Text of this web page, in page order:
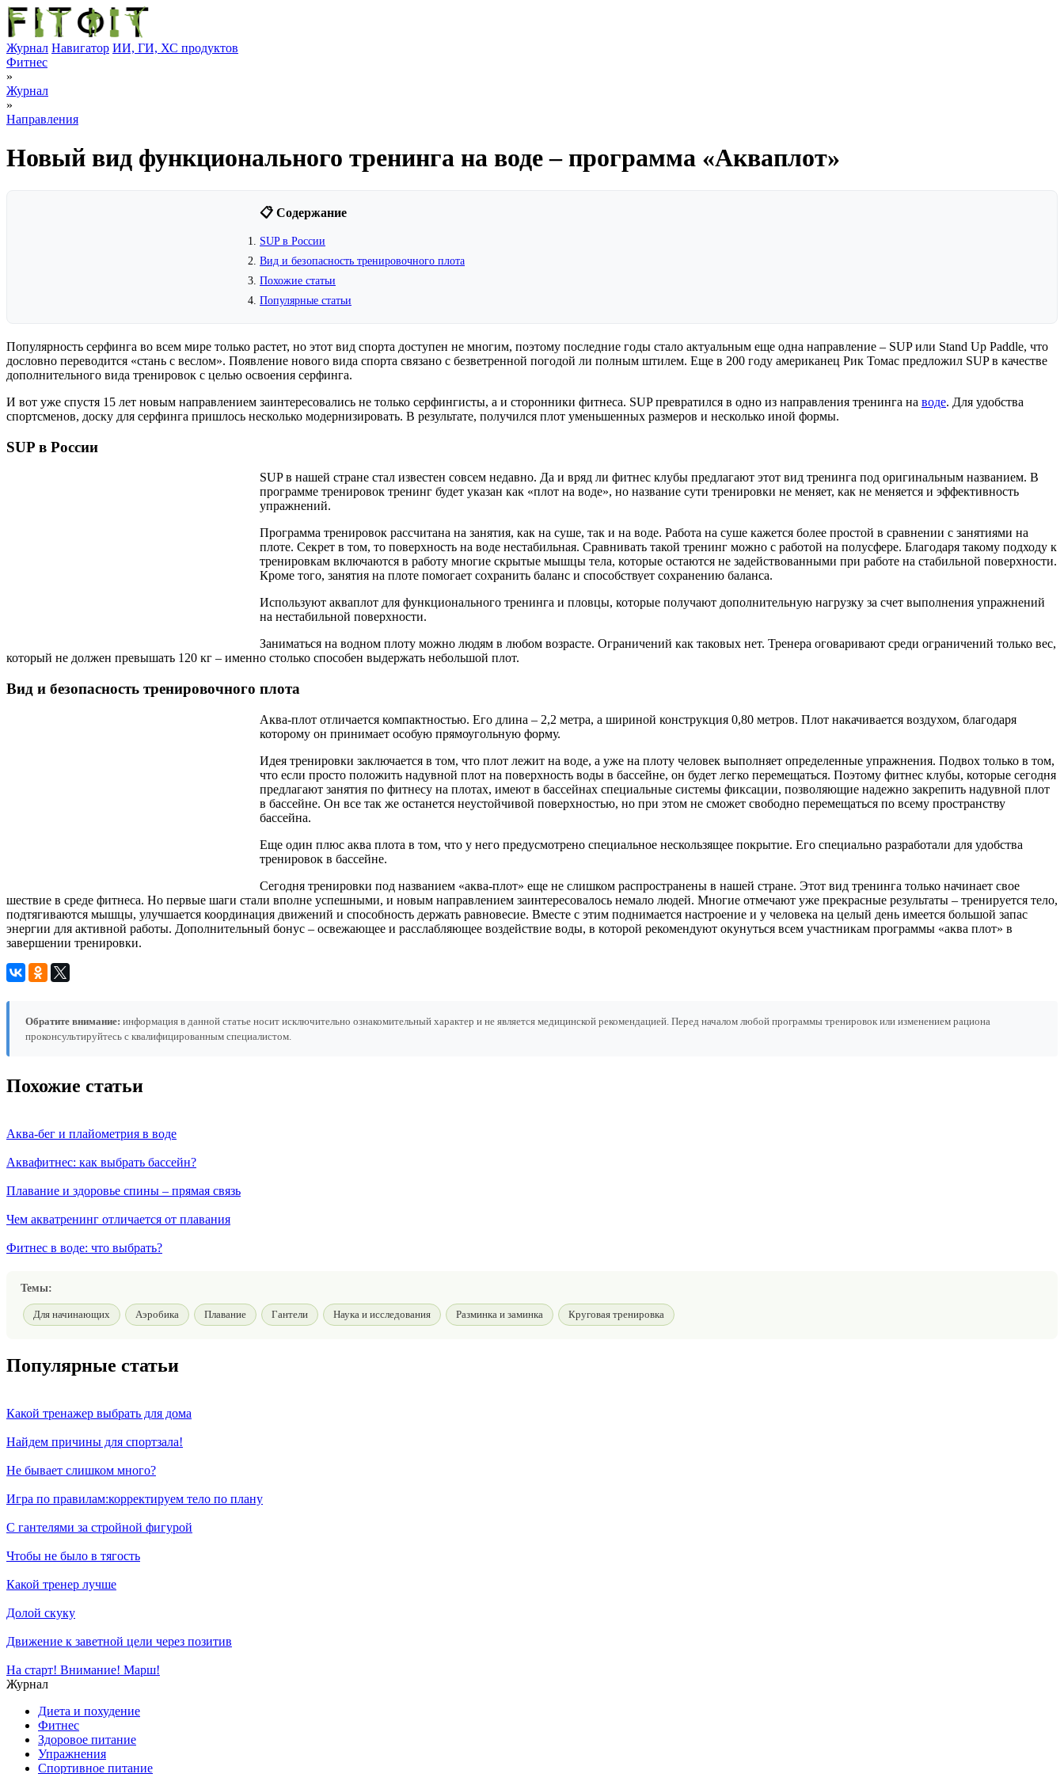
Журнал Навигатор ИИ, ГИ, ХС продуктов
Фитнес
»
Журнал
»
Направления
Новый вид функционального тренинга на воде – программа «Акваплот»
📋 Содержание
SUP в России
Вид и безопасность тренировочного плота
Похожие статьи
Популярные статьи
Популярность серфинга во всем мире только растет, но этот вид спорта доступен не многим, поэтому последние годы стало актуальным еще одна направление – SUP или Stand Up Paddle, что
дословно переводится «стань с веслом». Появление нового вида спорта связано с безветренной погодой ли полным штилем. Еще в 200 году американец Рик Томас предложил SUP в качестве
дополнительного вида тренировок с целью освоения серфинга.
И вот уже спустя 15 лет новым направлением заинтересовались не только серфингисты, а и сторонники фитнеса. SUP превратился в одно из направления тренинга на воде. Для удобства
спортсменов, доску для серфинга пришлось несколько модернизировать. В результате, получился плот уменьшенных размеров и несколько иной формы.
SUP в России
SUP в нашей стране стал известен совсем недавно. Да и вряд ли фитнес клубы предлагают этот вид тренинга под оригинальным названием. В
программе тренировок тренинг будет указан как «плот на воде», но название сути тренировки не меняет, как не меняется и эффективность
упражнений.
Программа тренировок рассчитана на занятия, как на суше, так и на воде. Работа на суше кажется более простой в сравнении с занятиями на
плоте. Секрет в том, то поверхность на воде нестабильная. Сравнивать такой тренинг можно с работой на полусфере. Благодаря такому подходу к
тренировкам включаются в работу многие скрытые мышцы тела, которые остаются не задействованными при работе на стабильной поверхности.
Кроме того, занятия на плоте помогает сохранить баланс и способствует сохранению баланса.
Используют акваплот для функционального тренинга и пловцы, которые получают дополнительную нагрузку за счет выполнения упражнений
на нестабильной поверхности.
Заниматься на водном плоту можно людям в любом возрасте. Ограничений как таковых нет. Тренера оговаривают среди ограничений только вес,
который не должен превышать 120 кг – именно столько способен выдержать небольшой плот.
Вид и безопасность тренировочного плота
Аква-плот отличается компактностью. Его длина – 2,2 метра, а шириной конструкция 0,80 метров. Плот накачивается воздухом, благодаря
которому он принимает особую прямоугольную форму.
Идея тренировки заключается в том, что плот лежит на воде, а уже на плоту человек выполняет определенные упражнения. Подвох только в том,
что если просто положить надувной плот на поверхность воды в бассейне, он будет легко перемещаться. Поэтому фитнес клубы, которые сегодня
предлагают занятия по фитнесу на плотах, имеют в бассейнах специальные системы фиксации, позволяющие надежно закрепить надувной плот
в бассейне. Он все так же останется неустойчивой поверхностью, но при этом не сможет свободно перемещаться по всему пространству
бассейна.
Еще один плюс аква плота в том, что у него предусмотрено специальное нескользящее покрытие. Его специально разработали для удобства
тренировок в бассейне.
Сегодня тренировки под названием «аква-плот» еще не слишком распространены в нашей стране. Этот вид тренинга только начинает свое
шествие в среде фитнеса. Но первые шаги стали вполне успешными, и новым направлением заинтересовалось немало людей. Многие отмечают уже прекрасные результаты – тренируется тело,
подтягиваются мышцы, улучшается координация движений и способность держать равновесие. Вместе с этим поднимается настроение и у человека на целый день имеется большой запас
энергии для активной работы. Дополнительный бонус – освежающее и расслабляющее воздействие воды, в которой рекомендуют окунуться всем участникам программы «аква плот» в
завершении тренировки.
Обратите внимание: информация в данной статье носит исключительно ознакомительный характер и не является медицинской рекомендацией. Перед началом любой программы тренировок или изменением рациона
проконсультируйтесь с квалифицированным специалистом.
Похожие статьи
Аква-бег и плайометрия в воде
Аквафитнес: как выбрать бассейн?
Плавание и здоровье спины – прямая связь
Чем акватренинг отличается от плавания
Фитнес в воде: что выбрать?
Темы:
Для начинающих Аэробика Плавание Гантели Наука и исследования Разминка и заминка Круговая тренировка
Популярные статьи
Какой тренажер выбрать для дома
Найдем причины для спортзала!
Не бывает слишком много?
Игра по правилам:корректируем тело по плану
С гантелями за стройной фигурой
Чтобы не было в тягость
Какой тренер лучше
Долой скуку
Движение к заветной цели через позитив
На старт! Внимание! Марш!
Журнал
Диета и похудение
Фитнес
Здоровое питание
Упражнения
Спортивное питание